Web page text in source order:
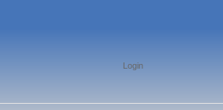
Login